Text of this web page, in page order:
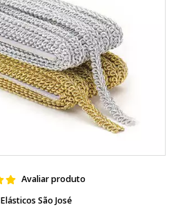
Avaliar produto
Elásticos São José